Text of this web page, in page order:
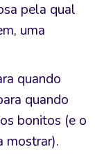
pela qual
uma
quando
quando
bonitos (e o
mostrar).